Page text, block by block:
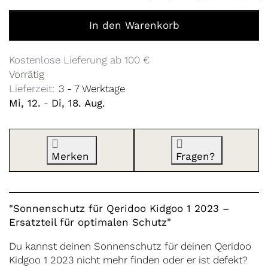
In den Warenkorb
Kostenlose Lieferung ab 100 €
Vorrätig
Lieferzeit: 3 - 7 Werktage
Mi, 12. - Di, 18. Aug.
Merken Fragen?
"Sonnenschutz für Qeridoo Kidgoo 1 2023 –
Ersatzteil für optimalen Schutz"
Du kannst deinen Sonnenschutz für deinen Qeridoo
Kidgoo 1 2023 nicht mehr finden oder er ist defekt?